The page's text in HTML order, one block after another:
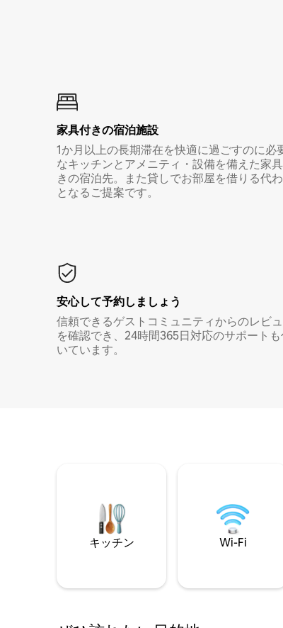
家具付き⁠の宿⁠泊⁠施⁠設
1か月以上の長期滞在を快適に過ごすのに必
なキッチンとアメニティ・設備を備えた家
きの宿泊先。また貸しでお部屋を借りる代わ
となるご提案です。
安心して予約しましょう
信頼できるゲストコミュニティからのレビ
を確認でき、24時間365日対応のサポート
いています。
キッチン Wi-Fi